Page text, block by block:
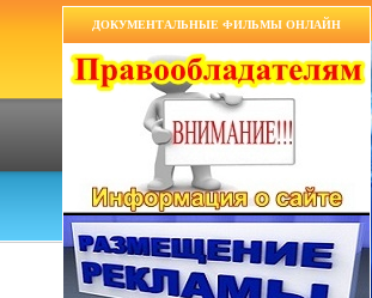
ДОКУМЕНТАЛЬНЫЕ ФИЛЬМЫ ОНЛАЙН